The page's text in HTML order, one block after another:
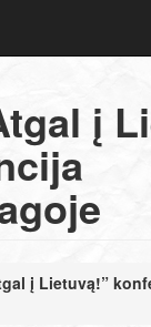
į
į Lietuvą!”